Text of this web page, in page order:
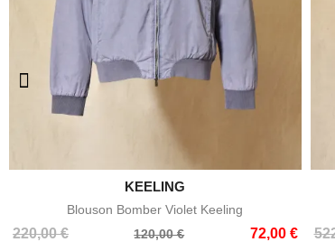
Aperçu rapide
KEELING
Blouson Bomber Violet Keeling
220,00 €
Prix
120,00 € 72,00 €
Prix